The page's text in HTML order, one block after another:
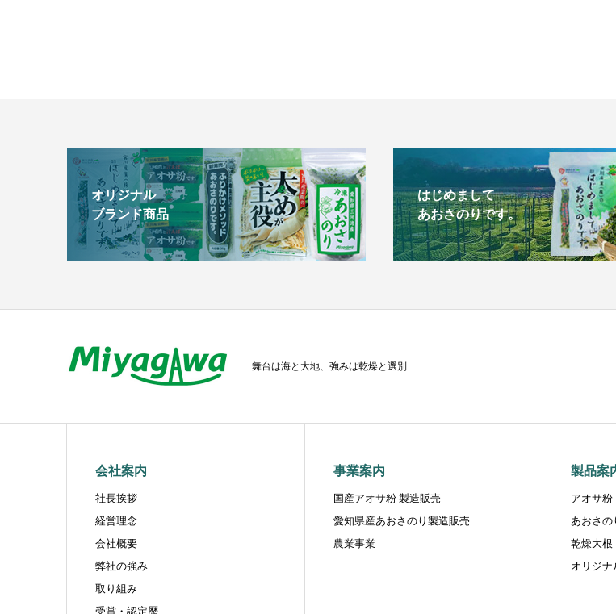
オリジナル
ブランド商品
はじめまして
あおさのりです。
舞台は海と大地、強みは乾燥と選別
会社案内
社長挨拶
経営理念
会社概要
弊社の強み
取り組み
受賞・認定歴
事業案内
国産アオサ粉 製造販売
愛知県産あおさのり製造販売
農業事業
製品案
アオサ粉
あおさの
乾燥大根
オリジナ